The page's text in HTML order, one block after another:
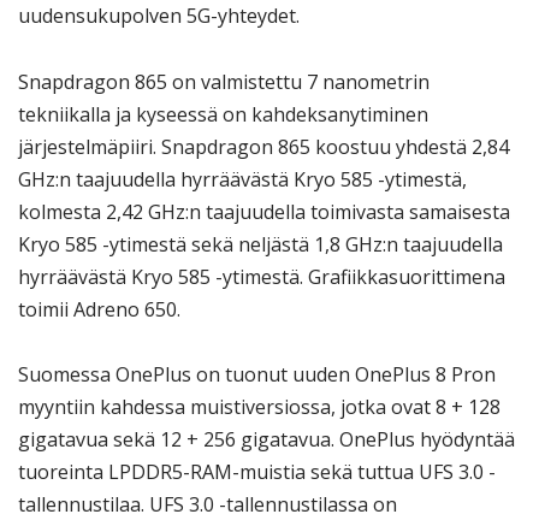
uudensukupolven 5G-yhteydet.
Snapdragon 865 on valmistettu 7 nanometrin
tekniikalla ja kyseessä on kahdeksanytiminen
järjestelmäpiiri. Snapdragon 865 koostuu yhdestä 2,84
GHz:n taajuudella hyrräävästä Kryo 585 -ytimestä,
kolmesta 2,42 GHz:n taajuudella toimivasta samaisesta
Kryo 585 -ytimestä sekä neljästä 1,8 GHz:n taajuudella
hyrräävästä Kryo 585 -ytimestä. Grafiikkasuorittimena
toimii Adreno 650.
Suomessa OnePlus on tuonut uuden OnePlus 8 Pron
myyntiin kahdessa muistiversiossa, jotka ovat 8 + 128
gigatavua sekä 12 + 256 gigatavua. OnePlus hyödyntää
tuoreinta LPDDR5-RAM-muistia sekä tuttua UFS 3.0 -
tallennustilaa. UFS 3.0 -tallennustilassa on